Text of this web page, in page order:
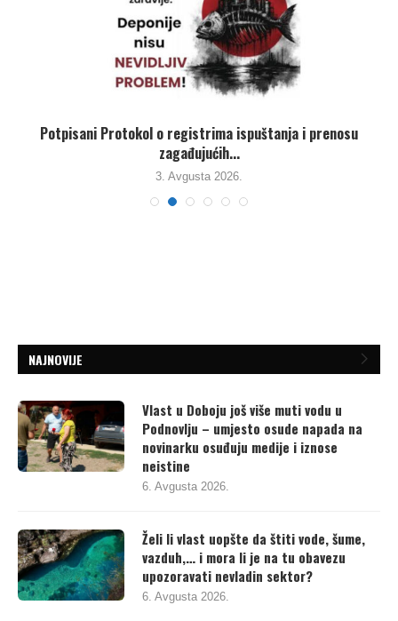
Potpisani Protokol o registrima ispuštanja i prenosu
zagađujućih...
3. Avgusta 2026.
NAJNOVIJE
Vlast u Doboju još više muti vodu u
Podnovlju – umjesto osude napada na
novinarku osuđuju medije i iznose
neistine
6. Avgusta 2026.
Želi li vlast uopšte da štiti vode, šume,
vazduh,… i mora li je na tu obavezu
upozoravati nevladin sektor?
6. Avgusta 2026.